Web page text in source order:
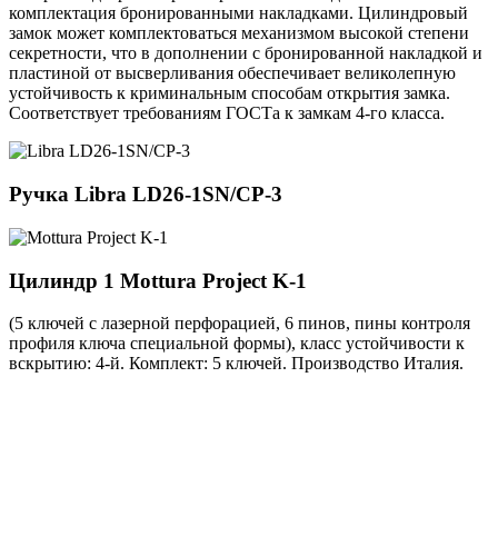
комплектация бронированными накладками. Цилиндровый
замок может комплектоваться механизмом высокой степени
секретности, что в дополнении с бронированной накладкой и
пластиной от высверливания обеспечивает великолепную
устойчивость к криминальным способам открытия замка.
Соответствует требованиям ГОСТа к замкам 4-го класса.
Ручка Libra LD26-1SN/CP-3
Цилиндр 1 Mottura Project K-1
(5 ключей с лазерной перфорацией, 6 пинов, пины контроля
профиля ключа специальной формы), класс устойчивости к
вскрытию: 4-й. Комплект: 5 ключей. Производство Италия.